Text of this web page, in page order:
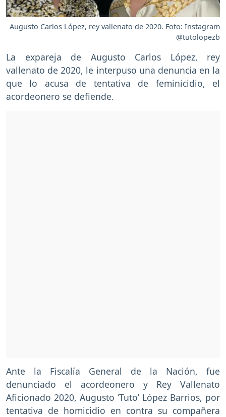
Augusto Carlos López, rey vallenato de 2020. Foto: Instagram
@tutolopezb
La expareja de Augusto Carlos López, rey
vallenato de 2020, le interpuso una denuncia en la
que lo acusa de tentativa de feminicidio, el
acordeonero se defiende.
Ante la Fiscalía General de la Nación, fue
denunciado el acordeonero y Rey Vallenato
Aficionado 2020, Augusto ‘Tuto’ López Barrios, por
tentativa de homicidio en contra su compañera